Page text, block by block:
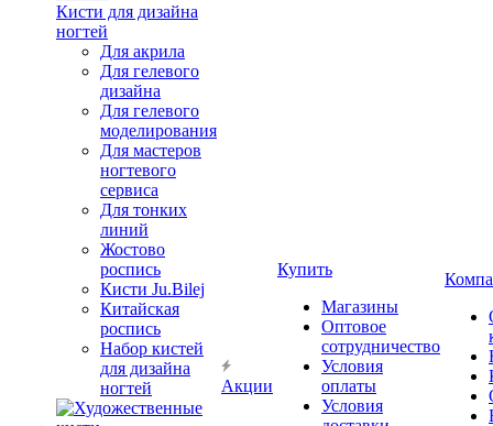
Кисти для дизайна
ногтей
Для акрила
Для гелевого
дизайна
Для гелевого
моделирования
Для мастеров
ногтевого
сервиса
Для тонких
линий
Жостово
роспись
Кисти Ju.Bilej
Китайская
роспись
Набор кистей
для дизайна
ногтей
Акции
Купить
Магазины
Оптовое
сотрудничество
Условия
оплаты
Условия